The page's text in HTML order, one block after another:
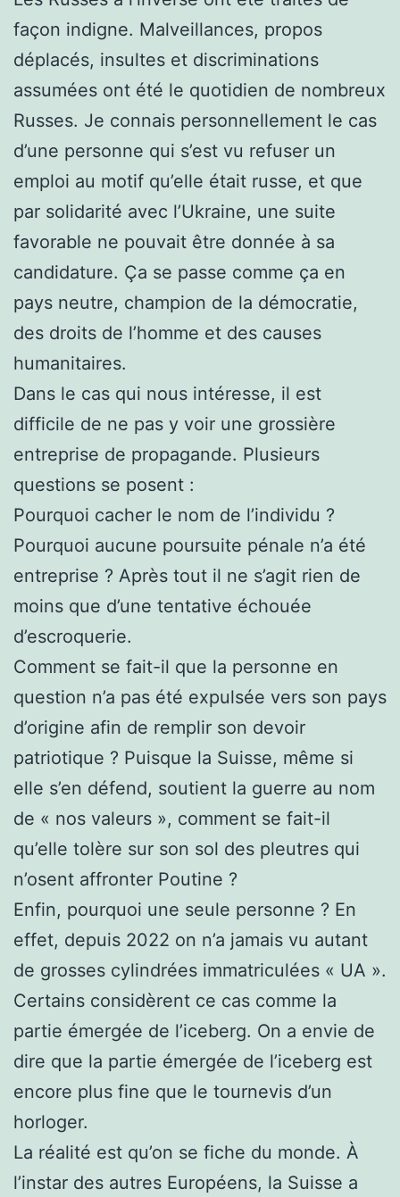
façon indigne. Malveillances, propos
déplacés, insultes et discriminations
assumées ont été le quotidien de nombreux
Russes. Je connais personnellement le cas
d’une personne qui s’est vu refuser un
emploi au motif qu’elle était russe, et que
par solidarité avec l’Ukraine, une suite
favorable ne pouvait être donnée à sa
candidature. Ça se passe comme ça en
pays neutre, champion de la démocratie,
des droits de l’homme et des causes
humanitaires.
Dans le cas qui nous intéresse, il est
difficile de ne pas y voir une grossière
entreprise de propagande. Plusieurs
questions se posent :
Pourquoi cacher le nom de l’individu ?
Pourquoi aucune poursuite pénale n’a été
entreprise ? Après tout il ne s’agit rien de
moins que d’une tentative échouée
d’escroquerie.
Comment se fait-il que la personne en
question n’a pas été expulsée vers son pays
d’origine afin de remplir son devoir
patriotique ? Puisque la Suisse, même si
elle s’en défend, soutient la guerre au nom
de « nos valeurs », comment se fait-il
qu’elle tolère sur son sol des pleutres qui
n’osent affronter Poutine ?
Enfin, pourquoi une seule personne ? En
effet, depuis 2022 on n’a jamais vu autant
de grosses cylindrées immatriculées « UA ».
Certains considèrent ce cas comme la
partie émergée de l’iceberg. On a envie de
dire que la partie émergée de l’iceberg est
encore plus fine que le tournevis d’un
horloger.
La réalité est qu’on se fiche du monde. À
l’instar des autres Européens, la Suisse a